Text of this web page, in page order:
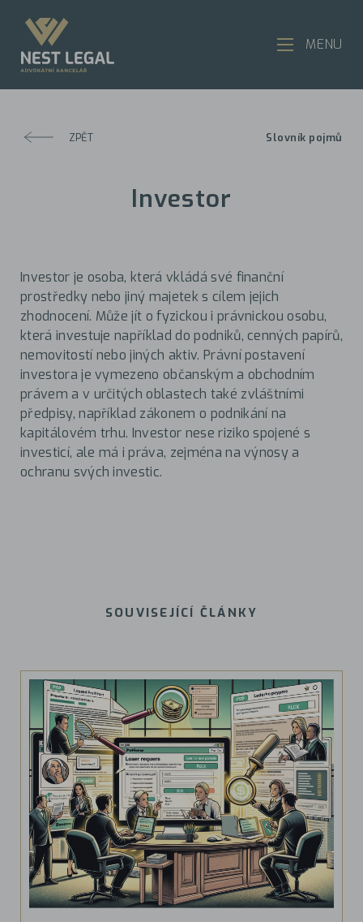
ZPĚT Slovník pojmů
Investor
Investor je osoba, která vkládá své finanční
prostředky nebo jiný majetek s cílem jejich
zhodnocení. Může jít o fyzickou i právnickou osobu,
která investuje například do podniků, cenných papírů,
nemovitostí nebo jiných aktiv. Právní postavení
investora je vymezeno občanským a obchodním
právem a v určitých oblastech také zvláštními
předpisy, například zákonem o podnikání na
kapitálovém trhu. Investor nese riziko spojené s
investicí, ale má i práva, zejména na výnosy a
ochranu svých investic.
SOUVISEJÍCÍ ČLÁNKY
MENU